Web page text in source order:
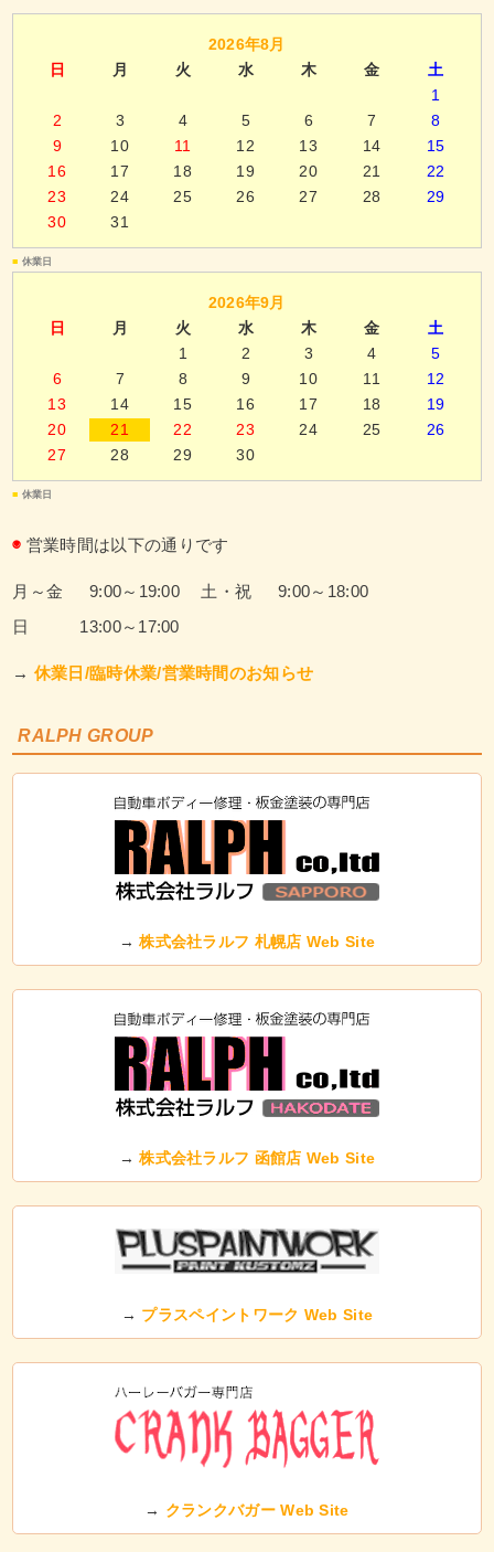
2026年8月
日
月 火 水 木 金
土
1
2
3 4 5 6 7
8
9
10 11 12 13 14
15
16
17 18 19 20 21
22
23
24 25 26 27 28
29
30
31
■ 休業日
2026年9月
日
月 火 水 木 金
土
1
2 3 4
5
6
7 8 9 10 11
12
13
14 15 16 17 18
19
20
21 22 23 24 25
26
27
28 29 30
■ 休業日
◉ 営業時間は以下の通りです
月～金 9:00～19:00
土・祝 9:00～18:00
日 13:00～17:00
→ 休業日/臨時休業/営業時間のお知らせ
RALPH GROUP
→株式会社ラルフ 札幌店 Web Site
→株式会社ラルフ 函館店 Web Site
→ プラスペイントワーク Web Site
→ クランクバガー Web Site